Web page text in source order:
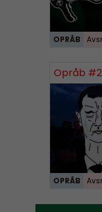
OPRÅB
Opråb
OPRÅB